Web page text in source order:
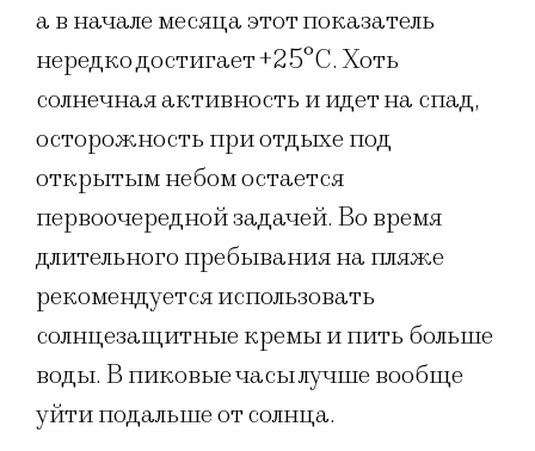
а в начале месяца этот показатель
нередко достигает +25°C. Хоть
солнечная активность и идет на спад,
осторожность при отдыхе под
открытым небом остается
первоочередной задачей. Во время
длительного пребывания на пляже
рекомендуется использовать
солнцезащитные кремы и пить больше
воды. В пиковые часы лучше вообще
уйти подальше от солнца.